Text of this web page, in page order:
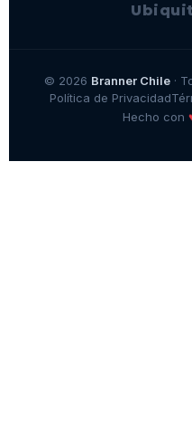
© 2026 Branner Chile·
Política de Privacidad
Hecho con